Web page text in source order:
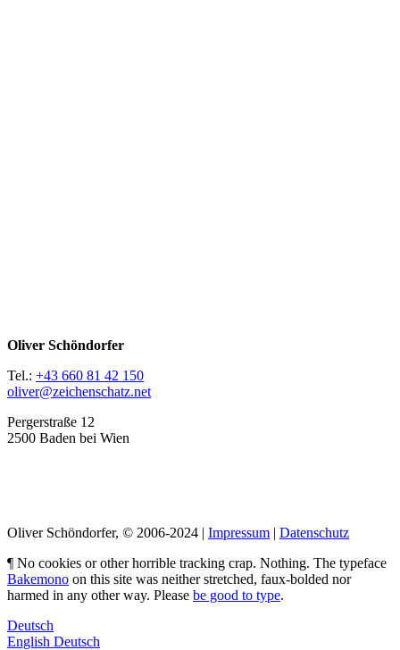
Oliver Schöndorfer
Tel.: +43 660 81 42 150
oliver@zeichenschatz.net
Pergerstraße 12
2500 Baden bei Wien
Oliver Schöndorfer, © 2006-2024 | Impressum | Datenschutz
¶ No cookies or other horrible tracking crap. Nothing. The typeface
Bakemono on this site was neither stretched, faux-bolded nor
harmed in any other way. Please be good to type.
Deutsch
English Deutsch